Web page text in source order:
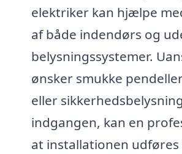
elektriker kan hjælpe
af både indendørs og
belysningssystemer.
ønsker smukke
eller
indgangen, kan en
at installationen